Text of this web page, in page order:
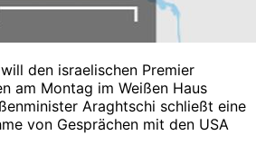
den israelischen Premier
am Montag im Weißen Haus
Araghtschi schließt eine
von Gesprächen mit den USA